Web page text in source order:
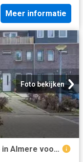
Meer informatie
Foto bekijken
Huis te koop Lou Costellostraat 5 in Almere voor € 495.000